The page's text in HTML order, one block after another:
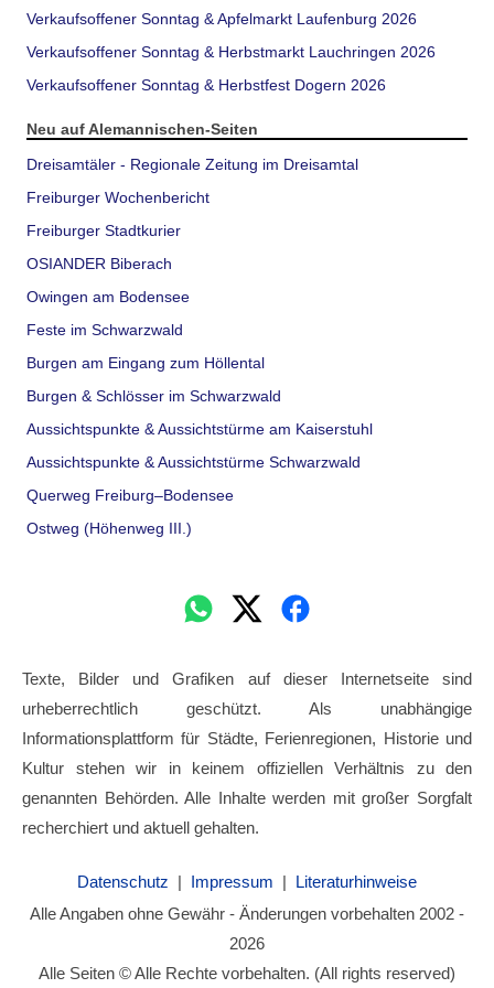
Verkaufsoffener Sonntag & Apfelmarkt Laufenburg 2026
Verkaufsoffener Sonntag & Herbstmarkt Lauchringen 2026
Verkaufsoffener Sonntag & Herbstfest Dogern 2026
Neu auf Alemannischen-Seiten
Dreisamtäler - Regionale Zeitung im Dreisamtal
Freiburger Wochenbericht
Freiburger Stadtkurier
OSIANDER Biberach
Owingen am Bodensee
Feste im Schwarzwald
Burgen am Eingang zum Höllental
Burgen & Schlösser im Schwarzwald
Aussichtspunkte & Aussichtstürme am Kaiserstuhl
Aussichtspunkte & Aussichtstürme Schwarzwald
Querweg Freiburg–Bodensee
Ostweg (Höhenweg III.)
Texte, Bilder und Grafiken auf dieser Internetseite sind
urheberrechtlich geschützt. Als unabhängige
Informationsplattform für Städte, Ferienregionen, Historie und
Kultur stehen wir in keinem offiziellen Verhältnis zu den
genannten Behörden. Alle Inhalte werden mit großer Sorgfalt
recherchiert und aktuell gehalten.
Datenschutz | Impressum | Literaturhinweise
Alle Angaben ohne Gewähr - Änderungen vorbehalten 2002 -
2026
Alle Seiten © Alle Rechte vorbehalten. (All rights reserved)